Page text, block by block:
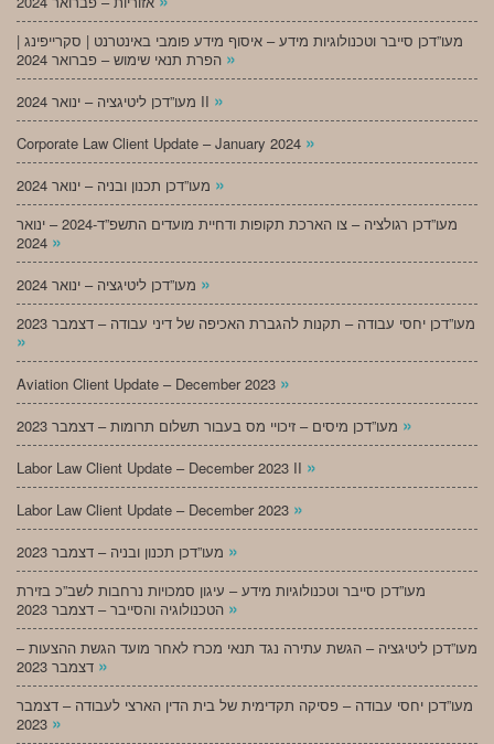
מעו”דכן סייבר וטכנולוגיות מידע – איסוף מידע פומבי באינטרנט | סקרייפינג |
»
מעו”דכן ליטיגציה – ינואר 2024 II »
Corporate Law Client Update – January 2024 »
»
מעו”דכן רגולציה – צו הארכת תקופות ודחיית מועדים התשפ”ד-2024 – ינואר
»
»
מעו”דכן יחסי עבודה – תקנות להגברת האכיפה של דיני עבודה – דצמבר 2023
»
Aviation Client Update – December 2023 »
»
Labor Law Client Update – December 2023 II »
Labor Law Client Update – December 2023 »
»
מעו”דכן סייבר וטכנולוגיות מידע – עיגון סמכויות נרחבות לשב”כ בזירת
»
מעו”דכן ליטיגציה – הגשת עתירה נגד תנאי מכרז לאחר מועד הגשת ההצעות –
»
מעו”דכן יחסי עבודה – פסיקה תקדימית של בית הדין הארצי לעבודה – דצמבר
»